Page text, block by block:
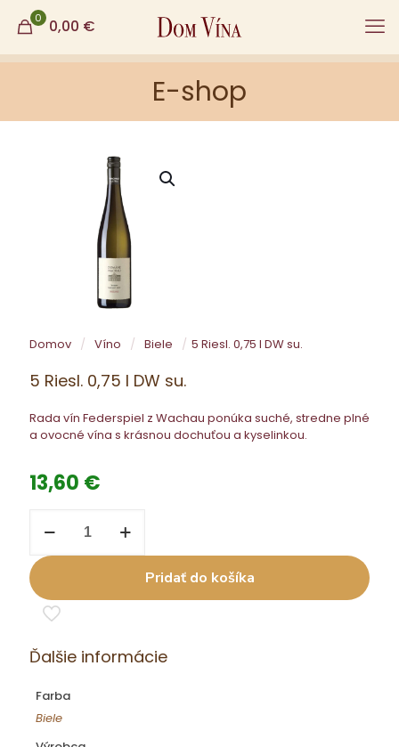
0 0,00 €
E-shop
Domov / Víno / Biele / 5 Riesl. 0,75 l DW su.
5 Riesl. 0,75 l DW su.
Rada vín Federspiel z Wachau ponúka suché, stredne plné
a ovocné vína s krásnou dochuťou a kyselinkou.
13,60 €
0,75
l
DW
su.
Pridať do košíka
Ďalšie informácie
Farba
Biele